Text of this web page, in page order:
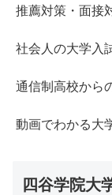
推薦対策・面接
社会人の大学入
通信制高校から
動画でわかる大
四谷学院大